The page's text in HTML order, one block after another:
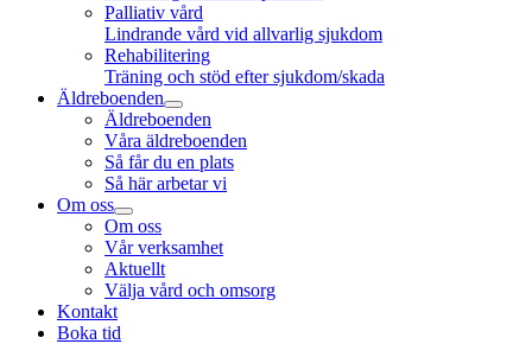
Palliativ vård
Lindrande vård vid allvarlig sjukdom
Rehabilitering
Träning och stöd efter sjukdom/skada
Äldreboenden
Äldreboenden
Våra äldreboenden
Så får du en plats
Så här arbetar vi
Om oss
Om oss
Vår verksamhet
Aktuellt
Välja vård och omsorg
Kontakt
Boka tid